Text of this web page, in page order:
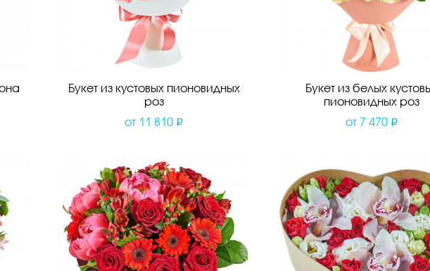
Букет из кустовых пионовидных
роз
от 11 810
Букет из белых
пионовидных роз
от 7 470